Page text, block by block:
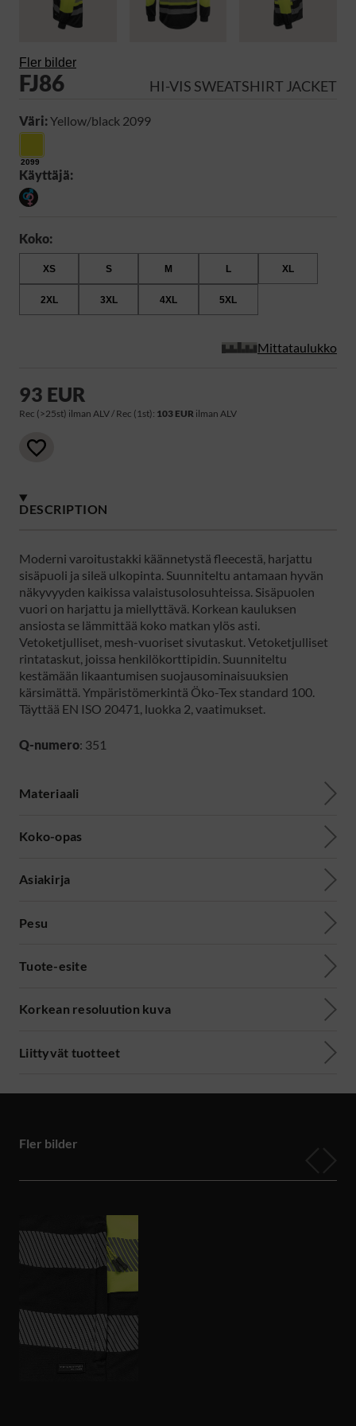
Fler bilder
FJ86 HI-VIS SWEATSHIRT JACKET
Väri:Yellow/black 2099
2099
Käyttäjä:
Koko:
XS S M L XL
2XL 3XL 4XL 5XL
Mittataulukko
93 EUR
Rec (>25st) ilman ALV / Rec (1st): 103 EUR ilman ALV
DESCRIPTION
Moderni varoitustakki käännetystä fleecestä, harjattu
sisäpuoli ja sileä ulkopinta. Suunniteltu antamaan hyvän
näkyvyyden kaikissa valaistusolosuhteissa. Sisäpuolen
vuori on harjattu ja miellyttävä. Korkean kauluksen
ansiosta se lämmittää koko matkan ylös asti.
Vetoketjulliset, mesh-vuoriset sivutaskut. Vetoketjulliset
rintataskut, joissa henkilökorttipidin. Suunniteltu
kestämään likaantumisen suojausominaisuuksien
kärsimättä. Ympäristömerkintä Öko-Tex standard 100.
Täyttää EN ISO 20471, luokka 2, vaatimukset.
Q-numero: 351
Materiaali
Koko-opas
Asiakirja
Pesu
Tuote-esite
Korkean resoluution kuva
Liittyvät tuotteet
Fler bilder